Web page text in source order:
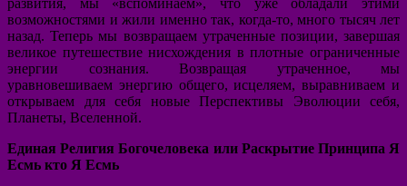
возможностями и жили именно так, когда-то, много тысяч лет
назад. Теперь мы возвращаем утраченные позиции, завершая
великое путешествие нисхождения в плотные ограниченные
энергии сознания. Возвращая утраченное, мы
уравновешиваем энергию общего, исцеляем, выравниваем и
открываем для себя новые Перспективы Эволюции себя,
Планеты, Вселенной.
Единая Религия Богочеловека или Раскрытие Принципа Я
Есмь кто Я Есмь